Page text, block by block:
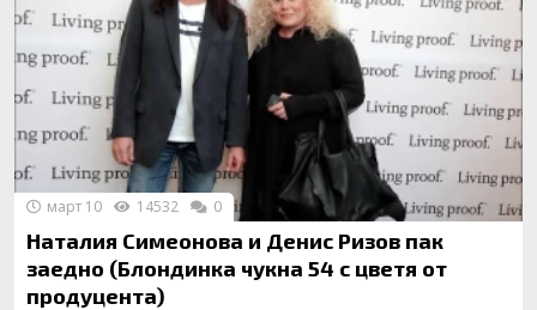
Наталия Симеонова и Денис Ризов пак
заедно (Блондинка чукна 54 с цветя от
продуцента)
март 10 14532 0